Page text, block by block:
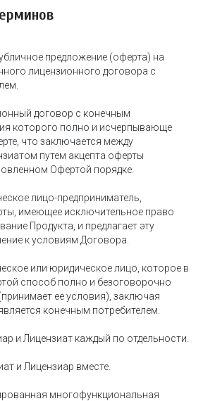
предложение (оферта) на
лицензионного договора с
договор с конечным
которого полно и исчерпывающе
что заключается между
путем акцепта оферты
Офертой порядке.
лицо-предприниматель,
имеющее исключительное право
Продукта, и предлагает эту
к условиям Договора.
или юридическое лицо, которое в
способ полно и безоговорочно
ее условия), заключая
конечным потребителем.
и Лицензиат каждый по отдельности.
и Лицензиар вместе.
многофункциональная